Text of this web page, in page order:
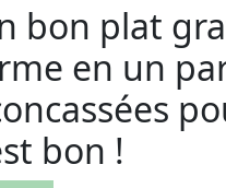
bon plat
en un
bon !